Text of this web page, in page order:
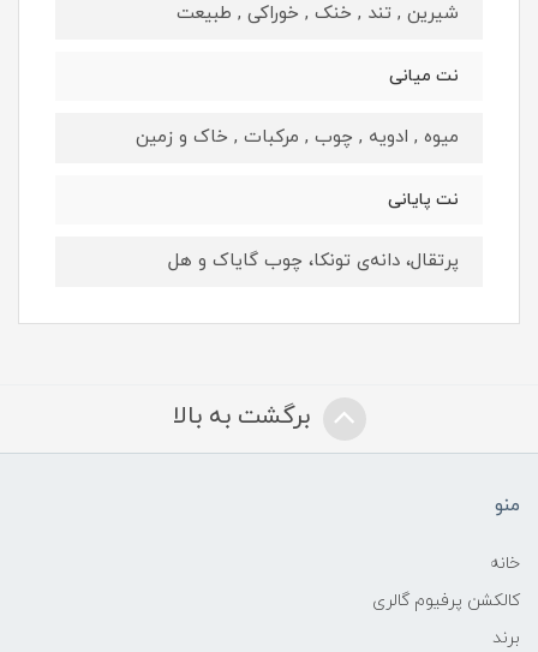
شیرین , تند , خنک , خوراکی , طبیعت
نت میانی
میوه , ادویه , چوب , مرکبات , خاک و زمین
نت پایانی
پرتقال، دانه‌ی تونکا، چوب گایاک و هل
برگشت به بالا
منو
خانه
کالکشن پرفیوم گالری
برند